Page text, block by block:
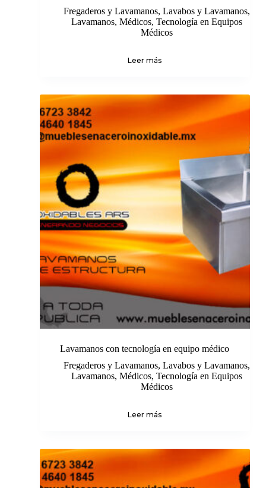
Fregaderos y Lavamanos, Lavabos y Lavamanos,
Lavamanos, Médicos, Tecnología en Equipos
Médicos
Leer más
Lavamanos con tecnología en equipo médico
Fregaderos y Lavamanos, Lavabos y Lavamanos,
Lavamanos, Médicos, Tecnología en Equipos
Médicos
Leer más